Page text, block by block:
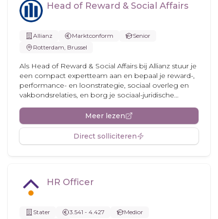
Head of Reward & Social Affairs
Allianz Marktconform
Senior
Rotterdam, Brussel
Als Head of Reward & Social Affairs bij Allianz stuur je
een compact expertteam aan en bepaal je reward-,
performance- en loonstrategie, sociaal overleg en
vakbondsrelaties, en borg je sociaal-juridische...
Meer lezen
Direct solliciteren
HR Officer
Stater 3.541 - 4.427
Medior